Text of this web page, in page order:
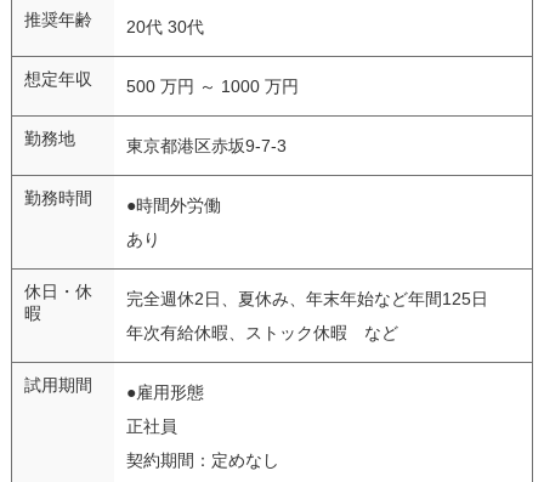
推奨年齢 20代 30代
想定年収 500 万円 ～ 1000 万円
勤務地 東京都港区赤坂9-7-3
勤務時間
●時間外労働
あり
休日・休
暇
完全週休2日、夏休み、年末年始など年間125日
年次有給休暇、ストック休暇 など
試用期間
●雇用形態
正社員
契約期間：定めなし